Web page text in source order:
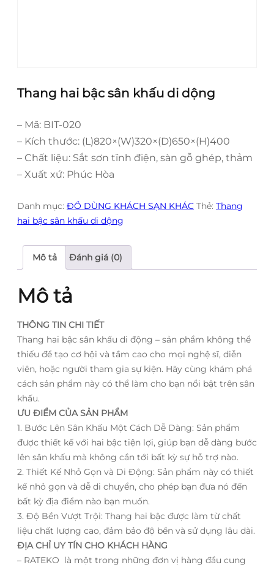
Thang hai bậc sân khấu di dộng
– Mã: BIT-020
– Kích thước: (L)820×(W)320×(D)650×(H)400
– Chất liệu: Sắt sơn tĩnh điện, sàn gỗ ghép, thảm
– Xuất xứ: Phúc Hòa
Danh mục: ĐỒ DÙNG KHÁCH SẠN KHÁC Thẻ: Thang
hai bậc sân khấu di dộng
Mô tả Đánh giá (0)
Mô tả
THÔNG TIN CHI TIẾT
Thang hai bậc sân khấu di động – sản phẩm không thể
thiếu để tạo cơ hội và tầm cao cho mọi nghệ sĩ, diễn
viên, hoặc người tham gia sự kiện. Hãy cùng khám phá
cách sản phẩm này có thể làm cho bạn nổi bật trên sân
khấu.
ƯU ĐIỂM CỦA SẢN PHẨM
1. Bước Lên Sân Khấu Một Cách Dễ Dàng: Sản phẩm
được thiết kế với hai bậc tiện lợi, giúp bạn dễ dàng bước
lên sân khấu mà không cần tới bất kỳ sự hỗ trợ nào.
2. Thiết Kế Nhỏ Gọn và Di Động: Sản phẩm này có thiết
kế nhỏ gọn và dễ di chuyển, cho phép bạn đưa nó đến
bất kỳ địa điểm nào bạn muốn.
3. Độ Bền Vượt Trội: Thang hai bậc được làm từ chất
liệu chất lượng cao, đảm bảo độ bền và sử dụng lâu dài.
ĐỊA CHỈ UY TÍN CHO KHÁCH HÀNG
– RATEKO là một trong những đơn vị hàng đầu cung